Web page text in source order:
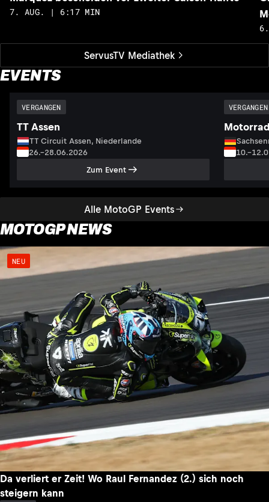
ServusTV Mediathek
7. AUG. | 6:17 MIN
EVENTS
Alle MotoGP Events
VERGANGEN
TT Assen
TT Circuit Assen, Niederlande
26.–28.06.2026
Zum Event
VERGANGEN
MOTOGP NEWS
NEU
Da verliert er Zeit! Wo Raul Fernandez (2.) sich noch
steigern kann